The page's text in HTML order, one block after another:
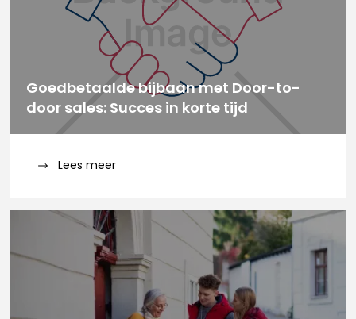
Goedbetaalde bijbaan met Door-to-
door sales: Succes in korte tijd
Lees meer